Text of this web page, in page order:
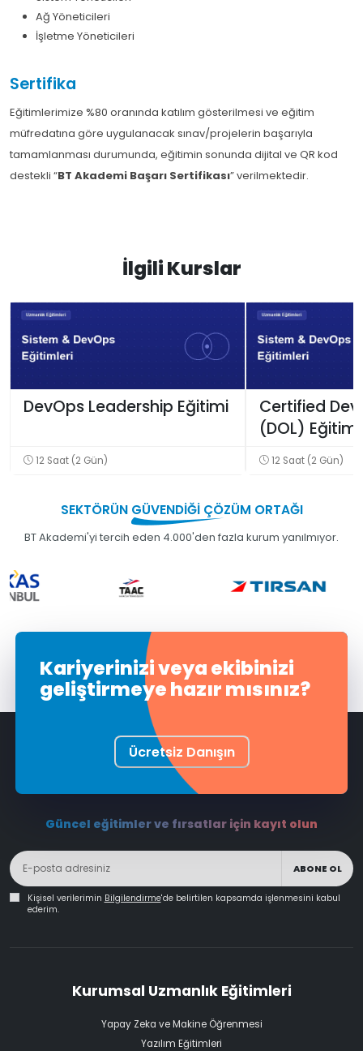
Ağ Yöneticileri
İşletme Yöneticileri
Sertifika
Eğitimlerimize %80 oranında katılım gösterilmesi ve eğitim
müfredatına göre uygulanacak sınav/projelerin başarıyla
tamamlanması durumunda, eğitimin sonunda dijital ve QR kod
destekli “BT Akademi Başarı Sertifikası” verilmektedir.
İlgili Kurslar
DevOps Leadership Eğitimi
12 Saat (2 Gün)
Certified
(DOL) Eğitimi
12 Saat (2 Gün)
SEKTÖRÜN GÜVENDİĞİÇÖZÜM ORTAĞI
BT Akademi'yi tercih eden 4.000'den fazla kurum yanılmıyor.
Kariyerinizi veya ekibinizi
geliştirmeye hazır mısınız?
Ücretsiz Danışın
Güncel eğitimler ve fırsatlar için kayıt olun
ABONE OL
Kişisel verilerimin Bilgilendirme'de belirtilen kapsamda işlenmesini kabul
ederim.
Kurumsal Uzmanlık Eğitimleri
Yapay Zeka ve Makine Öğrenmesi
Yazılım Eğitimleri